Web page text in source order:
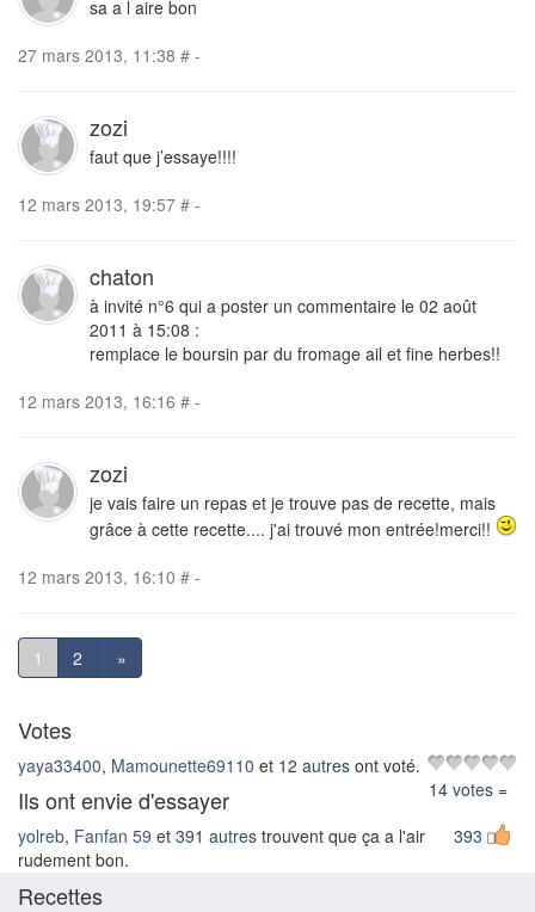
sa a l aire bon
27 mars 2013, 11:38 # -
zozi
faut que j’essaye!!!!
12 mars 2013, 19:57 # -
chaton
à invité n°6 qui a poster un commentaire le 02 août
2011 à 15:08 :
remplace le boursin par du fromage ail et fine herbes!!
12 mars 2013, 16:16 # -
zozi
je vais faire un repas et je trouve pas de recette, mais
grâce à cette recette.... j'ai trouvé mon entrée!merci!!
12 mars 2013, 16:10 # -
1 2 »
Votes
yaya33400, Mamounette69110 et 12 autres ont voté.
=
14 votes
Ils ont envie d'essayer
393
yolreb, Fanfan 59 et 391 autres trouvent que ça a l'air
rudement bon.
Recettes